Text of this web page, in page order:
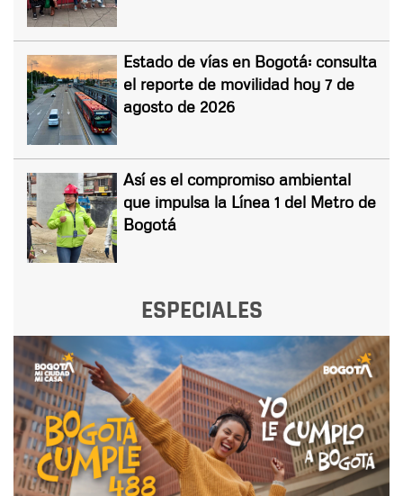
Estado de vías en Bogotá: consulta
el reporte de movilidad hoy 7 de
agosto de 2026
Así es el compromiso ambiental
que impulsa la Línea 1 del Metro de
Bogotá
ESPECIALES